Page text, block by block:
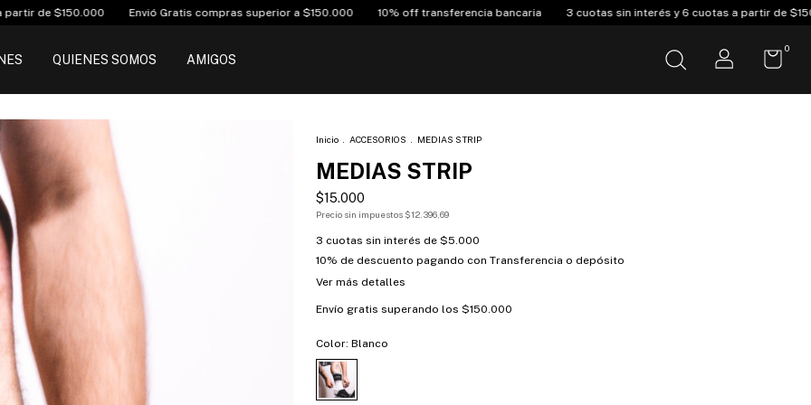
Envió Gratis compras superior a $150.000 10% off transferencia bancaria 3 cuotas sin interés y 6 cuotas a partir de $150.000 Envió
QUIENES SOMOS AMIGOS
0
Inicio ACCESORIOS MEDIAS STRIP
MEDIAS STRIP
$15.000
Precio sin impuestos $12.396,69
3 cuotas sin interés de $5.000
10% de descuento pagando con Transferencia o depósito
Ver más detalles
Envío gratis superando los $150.000
Color: Blanco